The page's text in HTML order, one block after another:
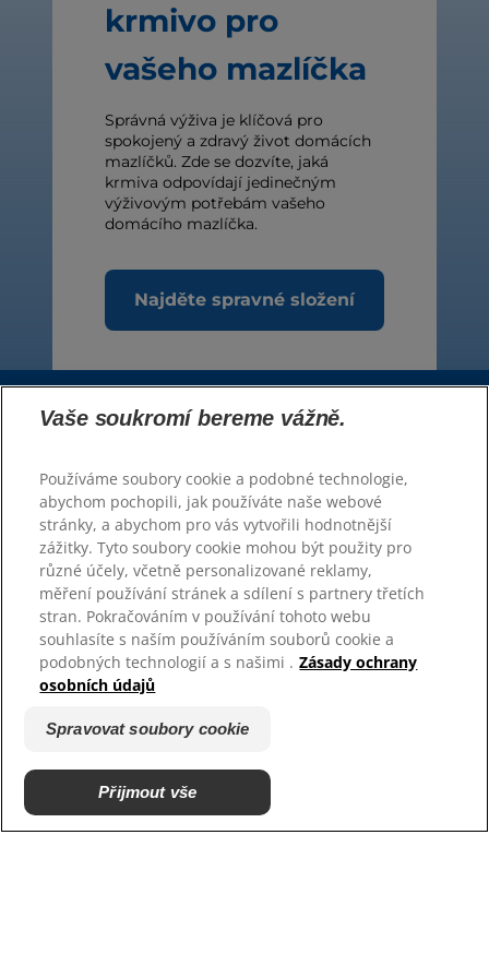
krmivo pro
vašeho mazlíčka
Správná výživa je klíčová pro
spokojený a zdravý život domácích
mazlíčků. Zde se dozvíte, jaká
krmiva odpovídají jedinečným
výživovým potřebám vašeho
domácího mazlíčka.
Najděte spravné složení
Zdroje
Kontaktujte nás
Mapa stránek
Naše stránky
Hill’s Vet
Kariéra
Vaše soukromí bereme vážně.
Používáme soubory cookie a podobné technologie,
abychom pochopili, jak používáte naše webové
stránky, a abychom pro vás vytvořili hodnotnější
zážitky. Tyto soubory cookie mohou být použity pro
různé účely, včetně personalizované reklamy,
měření používání stránek a sdílení s partnery třetích
stran. Pokračováním v používání tohoto webu
souhlasíte s naším používáním souborů cookie a
podobných technologií a s našimi . Zásady ochrany
osobních údajů
Spravovat soubory cookie
Přijmout vše